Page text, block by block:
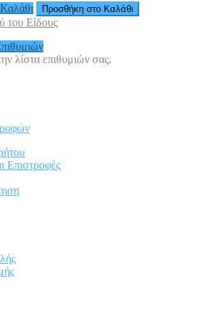
Προσθήκη στο Καλάθι
του Είδους
λίστα επιθυμιών σας.
Επιστροφές